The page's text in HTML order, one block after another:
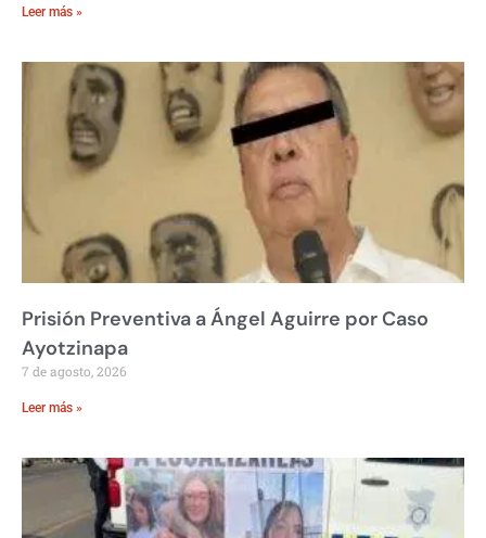
Leer más »
Prisión Preventiva a Ángel Aguirre por Caso
Ayotzinapa
7 de agosto, 2026
Leer más »